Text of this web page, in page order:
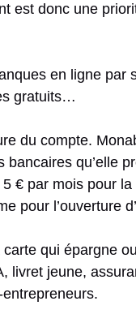
est donc une
en ligne par
gratuits…
du compte.
qu’elle
€ par mois pour la
pour l’ouverture
qui épargne
livret jeune,